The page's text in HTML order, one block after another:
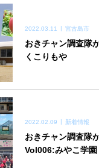
2022.03.11 宮古島市
おきチャン調査隊
くこりもや
2022.02.09 新着情報
おきチャン調査隊
Vol006:みやこ学園